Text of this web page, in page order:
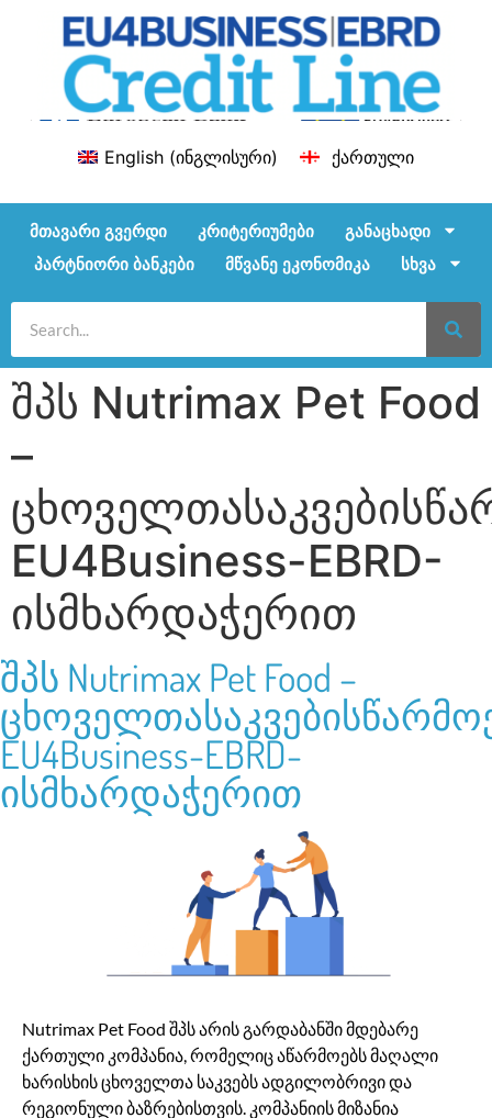
English (ინგლისური) ქართული
მთავარი გვერდი კრიტერიუმები
განაცხადი
პარტნიორი ბანკები
მწვანე ეკონომიკა სხვა
შპს Nutrimax Pet Food
–
EU4Business-EBRD-
ისმხარდაჭერით
შპს Nutrimax Pet Food –
EU4Business-EBRD-
ისმხარდაჭერით
Nutrimax Pet Food შპს არის გარდაბანში მდებარე
ქართული კომპანია, რომელიც აწარმოებს მაღალი
ხარისხის ცხოველთა საკვებს ადგილობრივი და
რეგიონული ბაზრებისთვის. კომპანიის მიზანია